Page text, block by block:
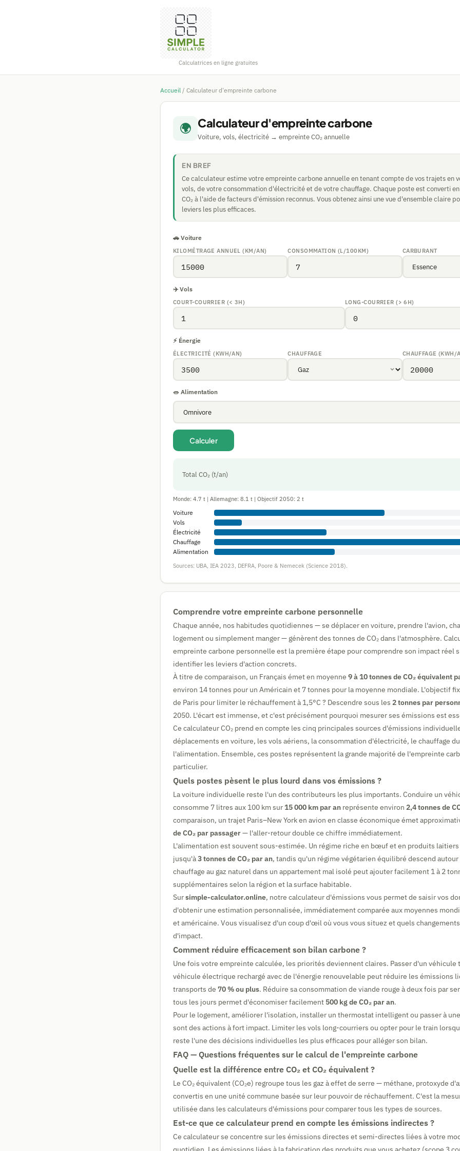
Calculatrices en ligne gratuites
Accueil / Calculateur d'empreinte carbone
🌍 Calculateur d'empreinte carbone
Voiture, vols, électricité → empreinte CO₂ annuelle
EN BREF
Ce calculateur estime votre empreinte carbone annuelle en tenant compte de vos trajets en
vols, de votre consommation d'électricité et de votre chauffage. Chaque poste est converti
CO₂ à l'aide de facteurs d'émission reconnus. Vous obtenez ainsi une vue d'ensemble claire
leviers les plus efficaces.
🚗 Voiture
KILOMÉTRAGE ANNUEL (KM/AN) CONSOMMATION (L/100KM) CARBURANT
✈️ Vols
COURT-COURRIER (< 3H) LONG-COURRIER (> 6H)
⚡ Énergie
ÉLECTRICITÉ (KWH/AN) CHAUFFAGE CHAUFFAGE (KWH/
🥗 Alimentation
Calculer
Total CO₂ (t/an)
Monde: 4.7 t | Allemagne: 8.1 t | Objectif 2050: 2 t
Voiture
Vols
Électricité
Chauffage
Alimentation
Sources: UBA, IEA 2023, DEFRA, Poore & Nemecek (Science 2018).
Comprendre votre empreinte carbone personnelle
Chaque année, nos habitudes quotidiennes — se déplacer en voiture, prendre l'avion,
logement ou simplement manger — génèrent des tonnes de CO₂ dans l'atmosphère.
empreinte carbone personnelle est la première étape pour comprendre son impact réel
identifier les leviers d'action concrets.
À titre de comparaison, un Français émet en moyenne 9 à 10 tonnes de CO₂ équivalent
environ 14 tonnes pour un Américain et 7 tonnes pour la moyenne mondiale. L'objectif
de Paris pour limiter le réchauffement à 1,5°C ? Descendre sous les 2 tonnes par
2050. L'écart est immense, et c'est précisément pourquoi mesurer ses émissions est
Ce calculateur CO₂ prend en compte les cinq principales sources d'émissions
déplacements en voiture, les vols aériens, la consommation d'électricité, le chauffage
l'alimentation. Ensemble, ces postes représentent la grande majorité de l'empreinte
particulier.
Quels postes pèsent le plus lourd dans vos émissions ?
La voiture individuelle reste l'un des contributeurs les plus importants. Conduire un
consomme 7 litres aux 100 km sur 15 000 km par an représente environ 2,4 tonnes de
comparaison, un trajet Paris–New York en avion en classe économique émet
de CO₂ par passager— l'aller-retour double ce chiffre immédiatement.
L'alimentation est souvent sous-estimée. Un régime riche en bœuf et en produits
jusqu'à3 tonnes de CO₂ par an, tandis qu'un régime végétarien équilibré descend
chauffage au gaz naturel dans un appartement mal isolé peut ajouter facilement 1 à 2
supplémentaires selon la région et la surface habitable.
Sursimple-calculator.online, notre calculateur d'émissions vous permet de saisir vos
d'obtenir une estimation personnalisée, immédiatement comparée aux moyennes
et américaine. Vous visualisez d'un coup d'œil où vous vous situez et quels
d'impact.
Comment réduire efficacement son bilan carbone ?
Une fois votre empreinte calculée, les priorités deviennent claires. Passer d'un véhicule
véhicule électrique rechargé avec de l'énergie renouvelable peut réduire les émissions
transports de 70 % ou plus. Réduire sa consommation de viande rouge à deux fois par
tous les jours permet d'économiser facilement 500 kg de CO₂ par an.
Pour le logement, améliorer l'isolation, installer un thermostat intelligent ou passer à
sont des actions à fort impact. Limiter les vols long-courriers ou opter pour le train
reste l'une des décisions individuelles les plus efficaces pour alléger son bilan.
FAQ — Questions fréquentes sur le calcul de l'empreinte carbone
Quelle est la différence entre CO₂ et CO₂ équivalent ?
Le CO₂ équivalent (CO₂e) regroupe tous les gaz à effet de serre — méthane, protoxyde
convertis en une unité commune basée sur leur pouvoir de réchauffement. C'est la
utilisée dans les calculateurs d'émissions pour comparer tous les types de sources.
Est-ce que ce calculateur prend en compte les émissions indirectes ?
Ce calculateur se concentre sur les émissions directes et semi-directes liées à votre